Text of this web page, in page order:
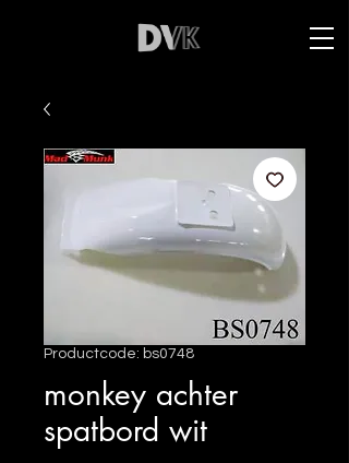
Productcode: bs0748
monkey achter
spatbord wit